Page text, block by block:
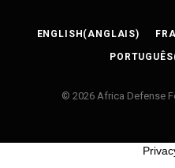
ENGLISH(ANGLAIS)
PORTUGUÊS
© 2026 Africa Defense